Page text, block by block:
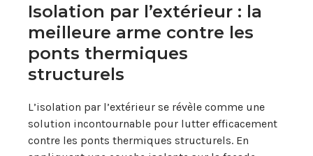
Isolation par l’extérieur : la
meilleure arme contre les
ponts thermiques
structurels
L’isolation par l’extérieur se révèle comme une
solution incontournable pour lutter efficacement
contre les ponts thermiques structurels. En